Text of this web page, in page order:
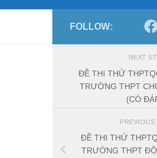
FOLLOW:
NEXT
ĐỀ THI THỬ
TRƯỜNG THPT
(CÓ
PREVIOUS
ĐỀ THI THỬ
TRƯỜNG THPT